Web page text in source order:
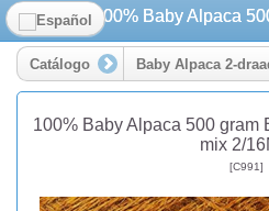
Catálogo Baby Alpaca 2-
100% Baby Alpaca 500 gram
mix 2/
[C991]